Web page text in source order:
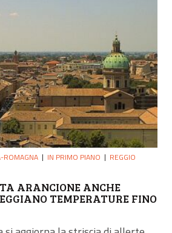
ROMAGNA IN PRIMO PIANO
REGGIO
ARANCIONE ANCHE
TEMPERATURE FINO